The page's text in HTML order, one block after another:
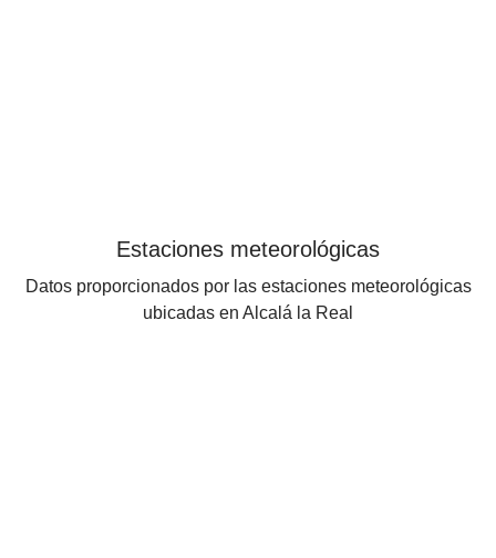
Estaciones meteorológicas
Datos proporcionados por las estaciones meteorológicas
ubicadas en Alcalá la Real